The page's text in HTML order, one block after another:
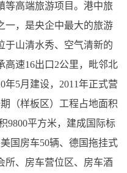
等高端旅游项目。港中旅
一，是央企中最大的旅游
于山清水秀、空气清新的
高速16出口2公里，毗邻北
年5月建设，2011年正式营
（样板区）工程占地面积
9800平方米，建成国际标
国房车50辆、德国拖挂式
所、房车营位区、房车酒